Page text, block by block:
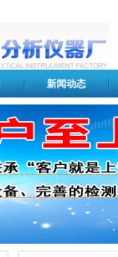
新闻动态